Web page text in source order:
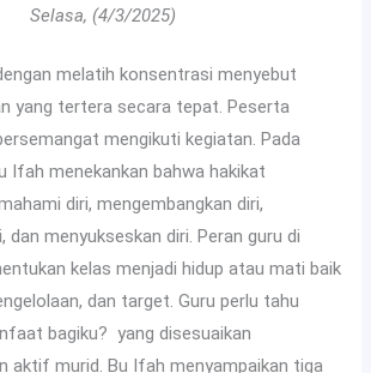
Selasa, (4/3/2025)
melatih konsentrasi menyebut
yang tertera secara tepat. Peserta
mengikuti kegiatan. Pada
Ifah menekankan bahwa hakikat
diri, mengembangkan diri,
dan menyukseskan diri. Peran guru di
kelas menjadi hidup atau mati baik
dan target. Guru perlu tahu
bagiku? yang disesuaikan
aktif murid. Bu Ifah menyampaikan tiga